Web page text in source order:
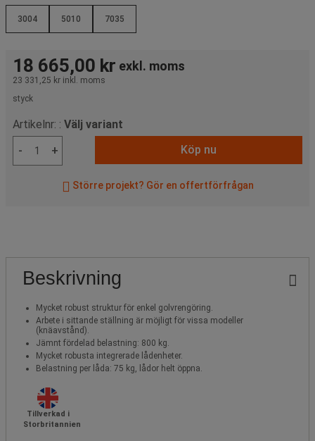
3004 5010 7035
18 665,00 kr exkl. moms
23 331,25 kr inkl. moms
styck
Artikelnr: : Välj variant
-
+ Köp nu
Större projekt? Gör en offertförfrågan
Beskrivning
Mycket robust struktur för enkel golvrengöring.
Arbete i sittande ställning är möjligt för vissa modeller
(knäavstånd).
Jämnt fördelad belastning: 800 kg.
Mycket robusta integrerade lådenheter.
Belastning per låda: 75 kg, lådor helt öppna.
Tillverkad i
Storbritannien